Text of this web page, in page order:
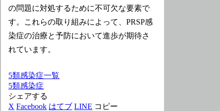
の問題に対処するために不可欠な要素で
す。これらの取り組みによって、PRSP感
染症の治療と予防において進歩が期待さ
れています。
5類感染症一覧
5類感染症
シェアする
X Facebook はてブ LINE コピー